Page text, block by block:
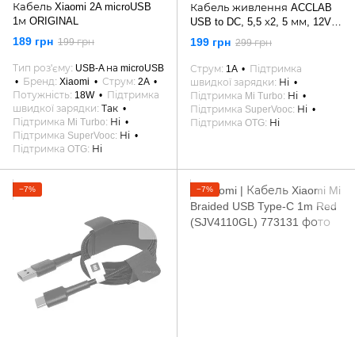
Кабель Xiaomi 2A microUSB
1м ORIGINAL
189 грн 199 грн
Тип роз'єму USB-A на microUSB
Бренд Xiaomi Струм 2A
Потужність 18W
Підтримка
швидкої зарядки Так
Підтримка Mi Turbo Ні
Підтримка SuperVooc Ні
Підтримка OTG Ні
Кабель живлення ACCLAB
USB to DC, 5,5 х2, 5 мм, 12V,
1A Black
199 грн 299 грн
Струм 1A
Підтримка
швидкої зарядки Ні
Підтримка Mi Turbo Ні
Підтримка SuperVooc Ні
Підтримка OTG Ні
−7% −7%